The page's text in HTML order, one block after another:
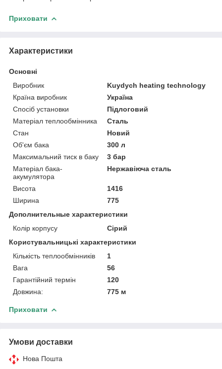
Приховати
Характеристики
Основні
Виробник
Kuydych heating technology
Країна виробник
Україна
Спосіб установки
Підлоговий
Матеріал теплообмінника
Сталь
Стан
Новий
Об'єм бака
300 л
Максимальний тиск в баку
3 бар
Матеріал бака-
акумулятора
Нержавіюча сталь
Висота
1416
Ширина
775
Дополнительные характеристики
Колір корпусу
Сірий
Користувальницькі характеристики
Кількість теплообмінників
1
Вага
56
Гарантійний термін
120
Довжина:
775 м
Приховати
Умови доставки
Нова Пошта